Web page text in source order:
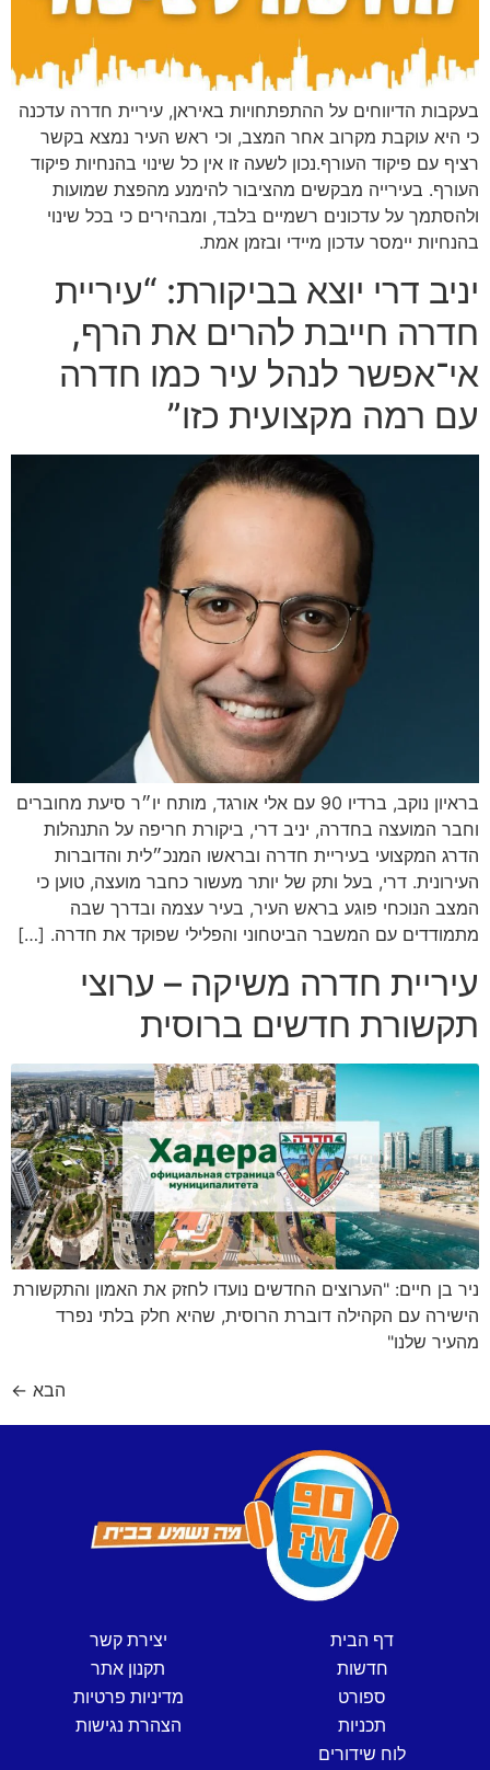
בעקבות הדיווחים על ההתפתחויות באיראן, עיריית חדרה עדכנה
כי היא עוקבת מקרוב אחר המצב, וכי ראש העיר נמצא בקשר
רציף עם פיקוד העורף.נכון לשעה זו אין כל שינוי בהנחיות פיקוד
העורף. בעירייה מבקשים מהציבור להימנע מהפצת שמועות
ולהסתמך על עדכונים רשמיים בלבד, ומבהירים כי בכל שינוי
בהנחיות יימסר עדכון מיידי ובזמן אמת.
יניב דרי יוצא בביקורת: “עיריית
חדרה חייבת להרים את הרף,
אי־אפשר לנהל עיר כמו חדרה
עם רמה מקצועית כזו”
בראיון נוקב, ברדיו 90 עם אלי אורגד, מותח יו״ר סיעת מחוברים
וחבר המועצה בחדרה, יניב דרי, ביקורת חריפה על התנהלות
הדרג המקצועי בעיריית חדרה ובראשו המנכ״לית והדוברות
העירונית. דרי, בעל ותק של יותר מעשור כחבר מועצה, טוען כי
המצב הנוכחי פוגע בראש העיר, בעיר עצמה ובדרך שבה
מתמודדים עם המשבר הביטחוני והפלילי שפוקד את חדרה. […]
עיריית חדרה משיקה – ערוצי
תקשורת חדשים ברוסית
ניר בן חיים: "הערוצים החדשים נועדו לחזק את האמון והתקשורת
הישירה עם הקהילה דוברת הרוסית, שהיא חלק בלתי נפרד
מהעיר שלנו"
הבא ←
דף הבית
חדשות
ספורט
תכניות
לוח שידורים
יצירת קשר
תקנון אתר
מדיניות פרטיות
הצהרת נגישות